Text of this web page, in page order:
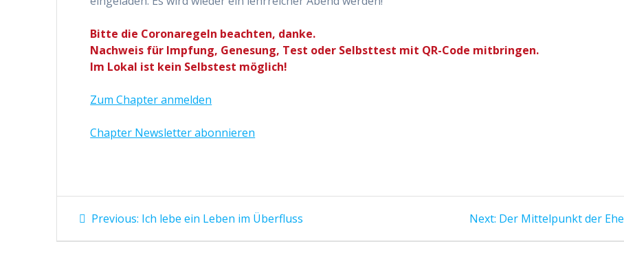
Bitte die Coronaregeln beachten, danke.
Nachweis für Impfung, Genesung, Test oder Selbsttest mit QR-Code mitbringen.
Im Lokal ist kein Selbstest möglich!
Zum Chapter anmelden
Chapter Newsletter abonnieren
Beitragsnavigation
Previous: Previous
Ich lebe ein Leben im Überfluss Next: Next
Der Mittelpunkt der Ehe